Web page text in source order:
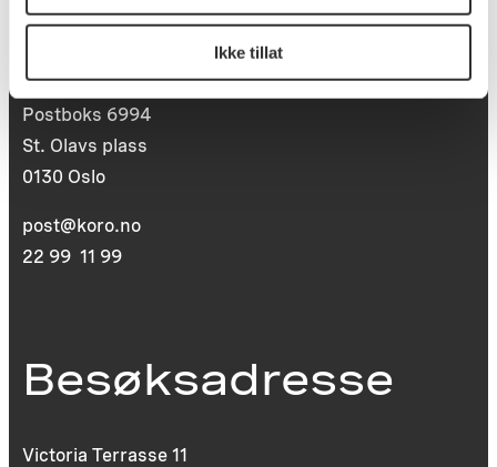
Ikke tillat
Postadresse
Postboks 6994
St. Olavs plass
0130 Oslo
post@koro.no
22 99 11 99
Besøksadresse
Victoria Terrasse 11